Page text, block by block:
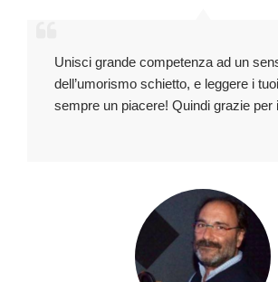
Unisci grande competenza ad un
dell’umorismo schietto, e leggere i
sempre un piacere! Quindi grazie per